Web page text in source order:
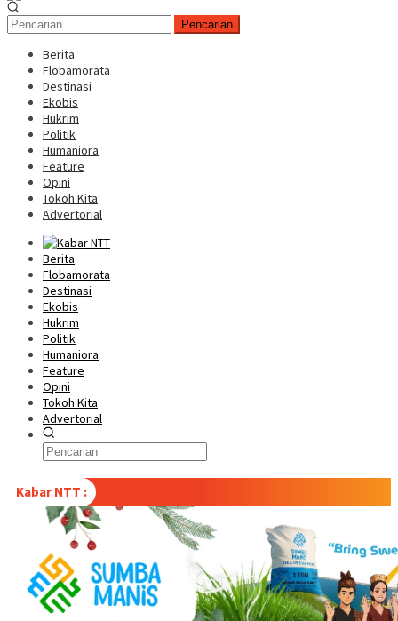
Pencarian
Berita
Flobamorata
Destinasi
Ekobis
Hukrim
Politik
Humaniora
Feature
Opini
Tokoh Kita
Advertorial
Berita
Flobamorata
Destinasi
Ekobis
Hukrim
Politik
Humaniora
Feature
Opini
Tokoh Kita
Advertorial
Kabar NTT :